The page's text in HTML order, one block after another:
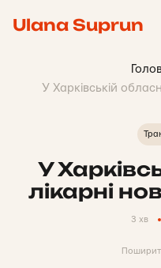
Ulana Suprun
У Харківській
У
лікарні
3 хв